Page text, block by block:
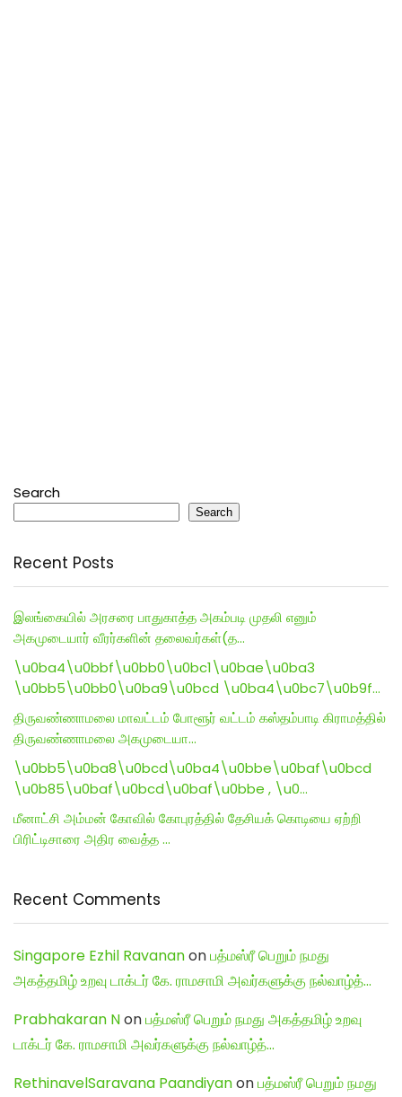
Search
Search
Recent Posts
இலங்கையில் அரசரை பாதுகாத்த அகம்படி முதலி எனும்
அகமுடையார் வீரர்களின் தலைவர்கள்(த…
\u0ba4\u0bbf\u0bb0\u0bc1\u0bae\u0ba3
\u0bb5\u0bb0\u0ba9\u0bcd \u0ba4\u0bc7\u0b9f…
திருவண்ணாமலை மாவட்டம் போளூர் வட்டம் கஸ்தம்பாடி கிராமத்தில்
திருவண்ணாமலை அகமுடையா…
\u0bb5\u0ba8\u0bcd\u0ba4\u0bbe\u0baf\u0bcd
\u0b85\u0baf\u0bcd\u0baf\u0bbe , \u0…
மீனாட்சி அம்மன் கோவில் கோபுரத்தில் தேசியக் கொடியை ஏற்றி
பிரிட்டிசாரை அதிர வைத்த …
Recent Comments
Singapore Ezhil Ravananonபத்மஸ்ரீ பெறும் நமது
அகத்தமிழ் உறவு டாக்டர் கே. ராமசாமி அவர்களுக்கு நல்வாழ்த்…
Prabhakaran Nonபத்மஸ்ரீ பெறும் நமது அகத்தமிழ் உறவு
டாக்டர் கே. ராமசாமி அவர்களுக்கு நல்வாழ்த்…
RethinavelSaravana Paandiyanonபத்மஸ்ரீ பெறும் நமது